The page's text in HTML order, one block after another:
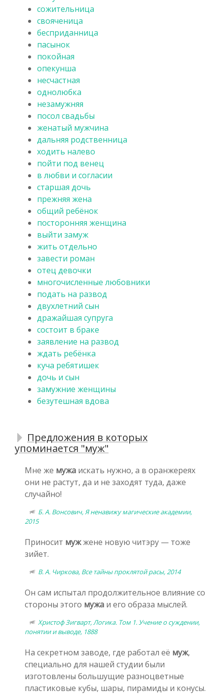
сожительница
свояченица
бесприданница
пасынок
покойная
опекунша
несчастная
однолюбка
незамужняя
посол свадьбы
женатый мужчина
дальняя родственница
ходить налево
пойти под венец
в любви и согласии
старшая дочь
прежняя жена
общий ребёнок
посторонняя женщина
выйти замуж
жить отдельно
завести роман
отец девочки
многочисленные любовники
подать на развод
двухлетний сын
дражайшая супруга
состоит в браке
заявление на развод
ждать ребёнка
куча ребятишек
дочь и сын
замужние женщины
безутешная вдова
Предложения в которых
упоминается "муж"
Мне же мужа искать нужно, а в оранжереях
они не растут, да и не заходят туда, даже
случайно!
Б. А. Вонсович, Я ненавижу магические академии,
2015
Приносит мужжене новую читэру — тоже
зийет.
В. А. Чиркова, Все тайны проклятой расы, 2014
Он сам испытал продолжительное влияние со
стороны этого мужа и его образа мыслей.
Христоф Зигварт, Логика. Том 1. Учение о суждении,
понятии и выводе, 1888
На секретном заводе, где работал её муж,
специально для нашей студии были
изготовлены большущие разноцветные
пластиковые кубы, шары, пирамиды и конусы.